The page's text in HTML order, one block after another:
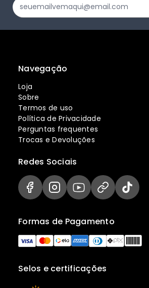
Navegação
Loja
Sobre
Termos de uso
Política de Privacidade
Perguntas frequentes
Trocas e Devoluções
Selos e certificações
Formas de Pagamento
Redes Sociais